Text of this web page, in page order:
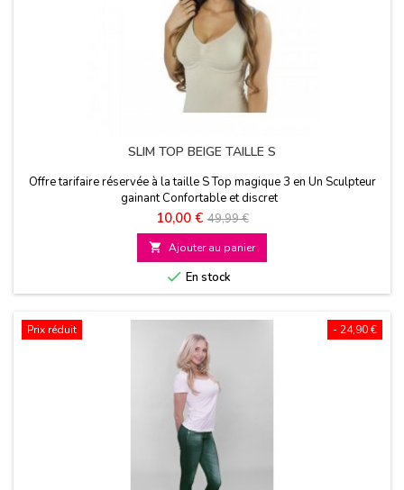
SLIM TOP BEIGE TAILLE S
Offre tarifaire réservée à la taille S Top magique 3 en Un Sculpteur
gainant Confortable et discret
Prix
10,00 € Prix
de
base
49,99 €
 Ajouter au panier
 En stock
- 24,90 €
Prix réduit